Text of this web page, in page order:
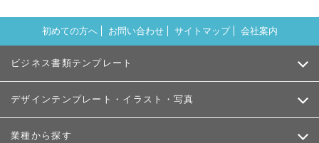
初めての方へ お問い合わせ サイトマップ 会社案内
ビジネス書類テンプレート
デザインテンプレート・イラスト・写真
業種から探す